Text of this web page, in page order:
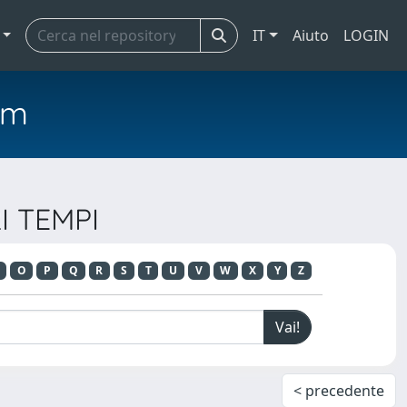
IT Aiuto LOGIN
TEMPI
O P Q R S T U V W X Y Z
< precedente